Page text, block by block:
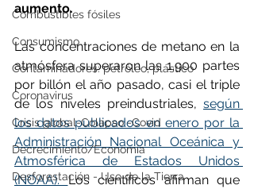
Combustibles fósiles
Consumismo
Contaminadores: petróleo, plástico
Coronavirus
Crisis global-Colapso -Covid
Decrecimiento/Economía
Desforestación - Uso de la Tierra
aumento.
Las concentraciones de metano en la
atmósfera superaron las 1.900 partes
por billón el año pasado, casi el triple
de los niveles preindustriales, según
los datos publicados en enero por la
Administración Nacional Oceánica y
Atmosférica de Estados Unidos
(NOAA). Los científicos afirman que